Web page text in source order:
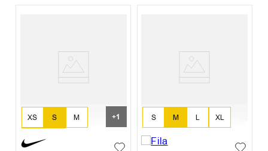
S M
XS +1 S L
M XL